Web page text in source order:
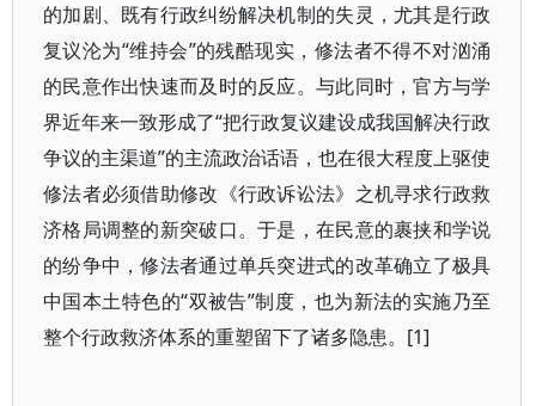
的加剧、既有行政纠纷解决机制的失灵，尤其是行政
复议沦为“维持会”的残酷现实，修法者不得不对汹涌
的民意作出快速而及时的反应。与此同时，官方与学
界近年来一致形成了“把行政复议建设成我国解决行政
争议的主渠道”的主流政治话语，也在很大程度上驱使
修法者必须借助修改《行政诉讼法》之机寻求行政救
济格局调整的新突破口。于是，在民意的裹挟和学说
的纷争中，修法者通过单兵突进式的改革确立了极具
中国本土特色的“双被告”制度，也为新法的实施乃至
整个行政救济体系的重塑留下了诸多隐患。[1]